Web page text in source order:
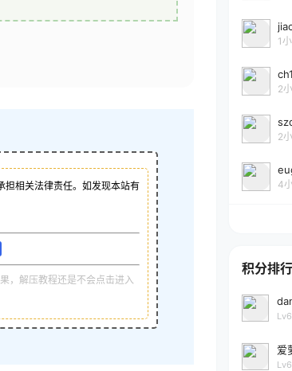
担相关法律责任。如发现本站有
，解压教程还是不会点击进入
1
2
2
4
积分排行
Lv6
爱
Lv6